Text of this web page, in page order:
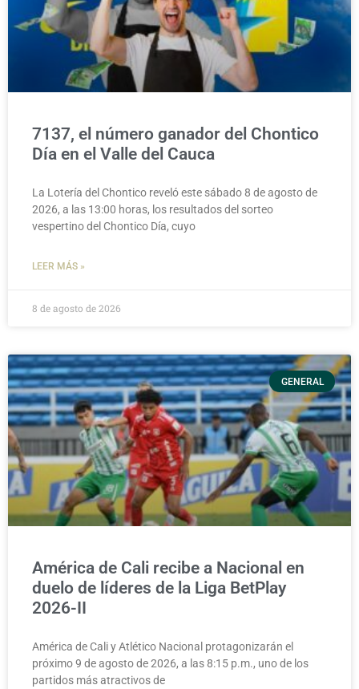
7137, el número ganador del Chontico
Día en el Valle del Cauca
La Lotería del Chontico reveló este sábado 8 de agosto de
2026, a las 13:00 horas, los resultados del sorteo
vespertino del Chontico Día, cuyo
LEER MÁS »
8 de agosto de 2026
GENERAL
América de Cali recibe a Nacional en
duelo de líderes de la Liga BetPlay
2026-II
América de Cali y Atlético Nacional protagonizarán el
próximo 9 de agosto de 2026, a las 8:15 p.m., uno de los
partidos más atractivos de